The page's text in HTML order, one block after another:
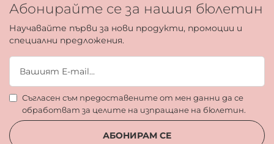
Абонирайте се за нашия бюлетин
Научавайте първи за нови продукти, промоции и
специални предложения.
Съгласен съм предоставените от мен данни да се
обработват за целите на изпращане на бюлетин.
АБОНИРАМ СЕ